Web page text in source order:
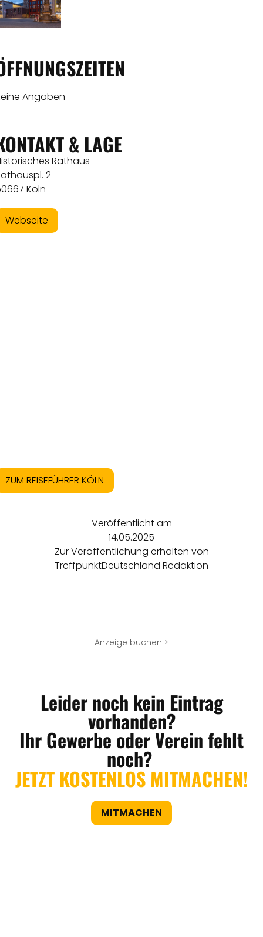
Angaben
& LAGE
Rathaus
2
Köln
Webseite
ZUM REISEFÜHRER KÖLN
Veröffentlicht am
14.05.2025
Zur Veröffentlichung erhalten von
TreffpunktDeutschland Redaktion
Anzeige buchen >
Leider noch kein Eintrag
vorhanden?
Ihr Gewerbe oder Verein fehlt
noch?
JETZT KOSTENLOS MITMACHEN!
MITMACHEN